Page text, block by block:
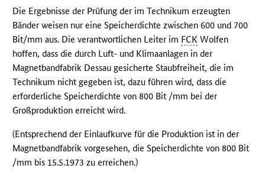
Die Ergebnisse der Prüfung der im Technikum erzeugten
Bänder weisen nur eine Speicherdichte zwischen 600 und 700
Bit/mm aus. Die verantwortlichen Leiter im FCK Wolfen
hoffen, dass die durch Luft- und Klimaanlagen in der
Magnetbandfabrik Dessau gesicherte Staubfreiheit, die im
Technikum nicht gegeben ist, dazu führen wird, dass die
erforderliche Speicherdichte von 800 Bit /mm bei der
Großproduktion erreicht wird.
(Entsprechend der Einlaufkurve für die Produktion ist in der
Magnetbandfabrik vorgesehen, die Speicherdichte von 800 Bit
/mm bis 15.5.1973 zu erreichen.)